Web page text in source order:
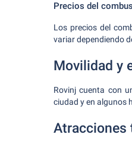
Precios del
Los precios del
variar dependiendo
Movilidad y
Rovinj cuenta con
ciudad y en algunos
Atracciones